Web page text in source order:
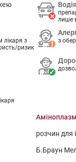
лише
лікаря з
ризик
з
розчин для
Б.Браун